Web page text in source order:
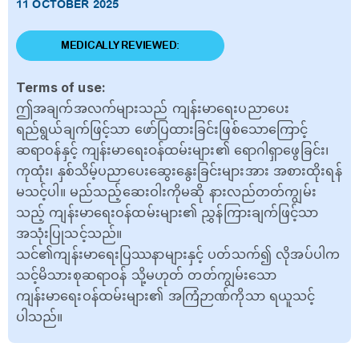
11 OCTOBER 2025
MEDICALLY REVIEWED:
Terms of use:
ဤအချက်အလက်များသည် ကျန်းမာရေးပညာပေး
ရည်ရွယ်ချက်ဖြင့်သာ ဖော်ပြထားခြင်းဖြစ်သောကြောင့်
ဆရာဝန်နှင့် ကျန်းမာရေးဝန်ထမ်းများ၏ ရောဂါရှာဖွေခြင်း၊
ကုထုံး၊ နှစ်သိမ့်ပညာပေးဆွေးနွေးခြင်းများအား အစားထိုးရန်
မသင့်ပါ။ မည်သည့်ဆေးဝါးကိုမဆို နားလည်တတ်ကျွမ်း
သည့် ကျန်းမာရေးဝန်ထမ်းများ၏ ညွှန်ကြားချက်ဖြင့်သာ
အသုံးပြုသင့်သည်။
သင်၏ကျန်းမာရေးပြဿနာများနှင့် ပတ်သက်၍ လိုအပ်ပါက
သင့်မိသားစုဆရာဝန် သို့မဟုတ် တတ်ကျွမ်းသော
ကျန်းမာရေးဝန်ထမ်းများ၏ အကြံဉာဏ်ကိုသာ ရယူသင့်
ပါသည်။